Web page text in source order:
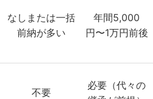
なしまたは一括
前納が多い
年間5,000
円〜1万円前後
不要
必要（代々の